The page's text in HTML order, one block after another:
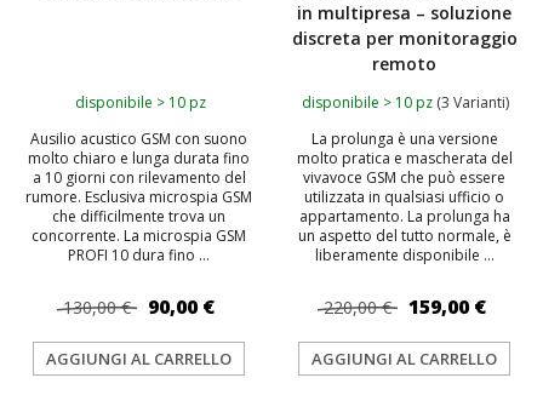
disponibile > 10 pz
Ausilio acustico GSM con suono
molto chiaro e lunga durata fino
a 10 giorni con rilevamento del
rumore. Esclusiva microspia GSM
che difficilmente trova un
concorrente. La microspia GSM
PROFI 10 dura fino ...
130,00 € 90,00 €
AGGIUNGI AL CARRELLO
in multipresa – soluzione
discreta per monitoraggio
remoto
disponibile > 10 pz (3 Varianti)
La prolunga è una versione
molto pratica e mascherata del
vivavoce GSM che può essere
utilizzata in qualsiasi ufficio o
appartamento. La prolunga ha
un aspetto del tutto normale, è
liberamente disponibile ...
220,00 € 159,00 €
AGGIUNGI AL CARRELLO